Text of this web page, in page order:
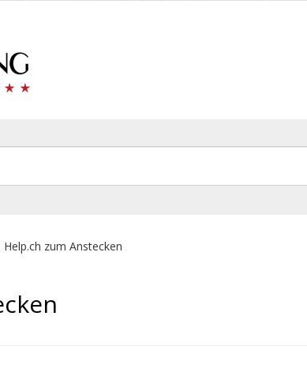
Help.ch zum Anstecken